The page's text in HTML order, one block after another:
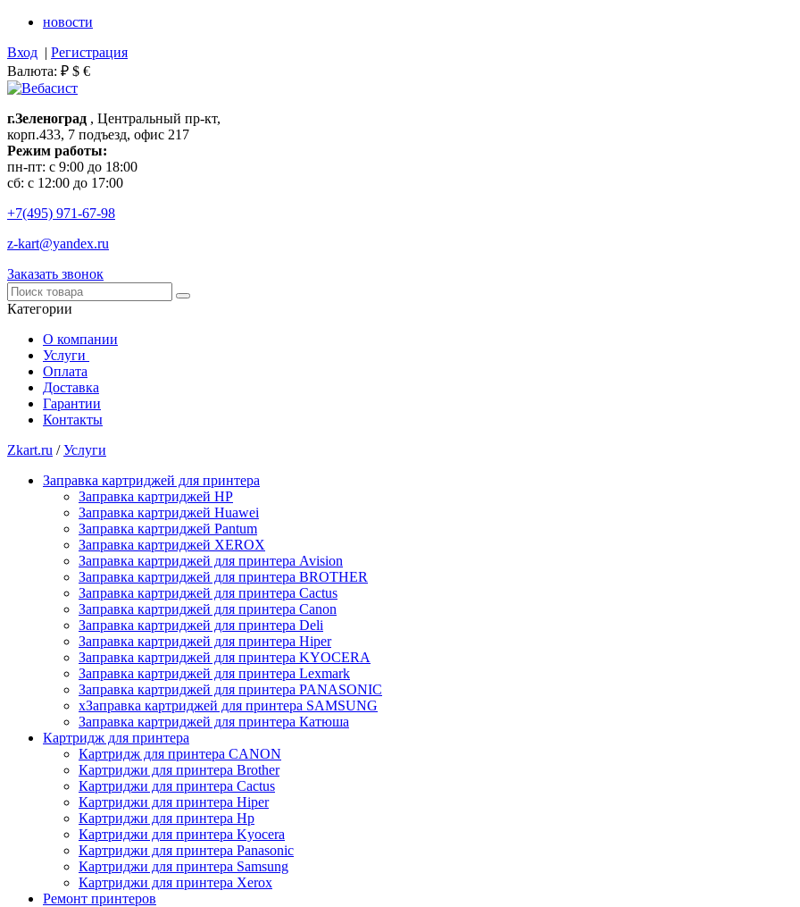
новости
Вход | Регистрация
Валюта: ₽ $ €
г.Зеленоград , Центральный пр-кт,
корп.433, 7 подъезд, офис 217
Режим работы:
пн-пт: с 9:00 до 18:00
сб: с 12:00 до 17:00
+7(495) 971-67-98
z-kart@yandex.ru
Заказать звонок
Категории
О компании
Услуги
Оплата
Доставка
Гарантии
Контакты
Zkart.ru /Услуги
Заправка картриджей для принтера
Заправка картриджей HP
Заправка картриджей Huawei
Заправка картриджей Pantum
Заправка картриджей XEROX
Заправка картриджей для принтера Avision
Заправка картриджей для принтера BROTHER
Заправка картриджей для принтера Cactus
Заправка картриджей для принтера Canon
Заправка картриджей для принтера Deli
Заправка картриджей для принтера Hiper
Заправка картриджей для принтера KYOCERA
Заправка картриджей для принтера Lexmark
Заправка картриджей для принтера PANASONIC
xЗаправка картриджей для принтера SAMSUNG
Заправка картриджей для принтера Катюша
Картридж для принтера
Картридж для принтера CANON
Картриджи для принтера Brother
Картриджи для принтера Cactus
Картриджи для принтера Hiper
Картриджи для принтера Hp
Картриджи для принтера Kyocera
Картриджи для принтера Panasonic
Картриджи для принтера Samsung
Картриджи для принтера Xerox
Ремонт принтеров